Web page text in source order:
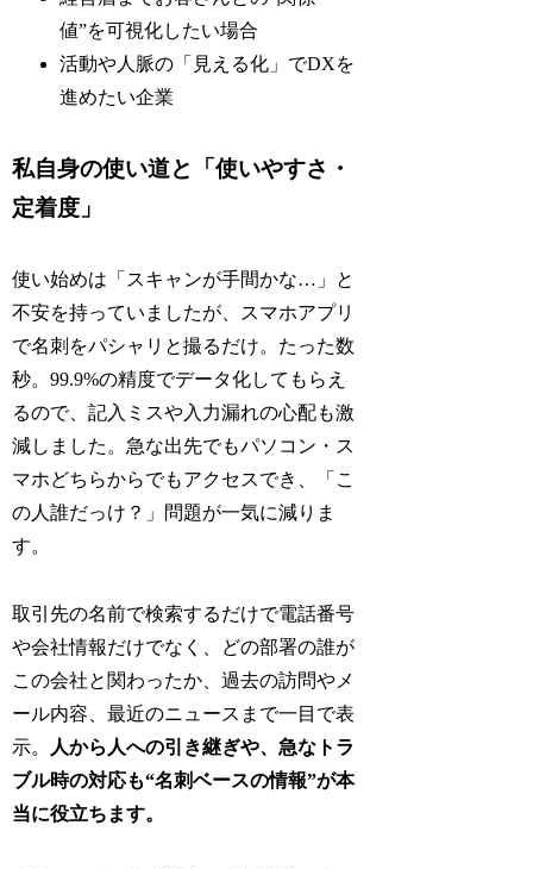
値”を可視化したい場合
活動や人脈の「見える化」でDXを
進めたい企業
私自身の使い道と「使いやすさ・
定着度」
使い始めは「スキャンが手間かな…」と
不安を持っていましたが、スマホアプリ
で名刺をパシャリと撮るだけ。たった数
秒。99.9%の精度でデータ化してもらえ
るので、記入ミスや入力漏れの心配も激
減しました。急な出先でもパソコン・ス
マホどちらからでもアクセスでき、「こ
の人誰だっけ？」問題が一気に減りま
す。
取引先の名前で検索するだけで電話番号
や会社情報だけでなく、どの部署の誰が
この会社と関わったか、過去の訪問やメ
ール内容、最近のニュースまで一目で表
示。
人から人への引き継ぎや、急なトラ
ブル時の対応も“名刺ベースの情報”が本
当に役立ちます。